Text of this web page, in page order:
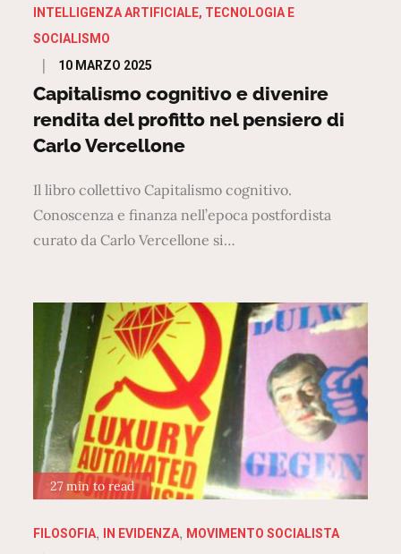
INTELLIGENZA ARTIFICIALE, TECNOLOGIA E
SOCIALISMO
Posted
on
10 MARZO 2025
Capitalismo cognitivo e divenire
rendita del profitto nel pensiero di
Carlo Vercellone
Il libro collettivo Capitalismo cognitivo.
Conoscenza e finanza nell’epoca postfordista
curato da Carlo Vercellone si…
27 min to read
FILOSOFIA IN EVIDENZA MOVIMENTO SOCIALISTA